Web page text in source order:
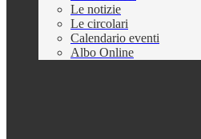
Le notizie
Le circolari
Calendario eventi
Albo Online